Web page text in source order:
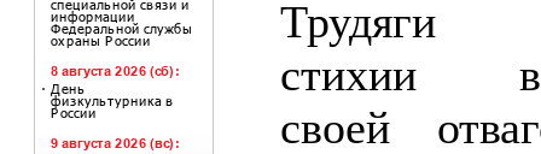
Трудяги
стихии
своей